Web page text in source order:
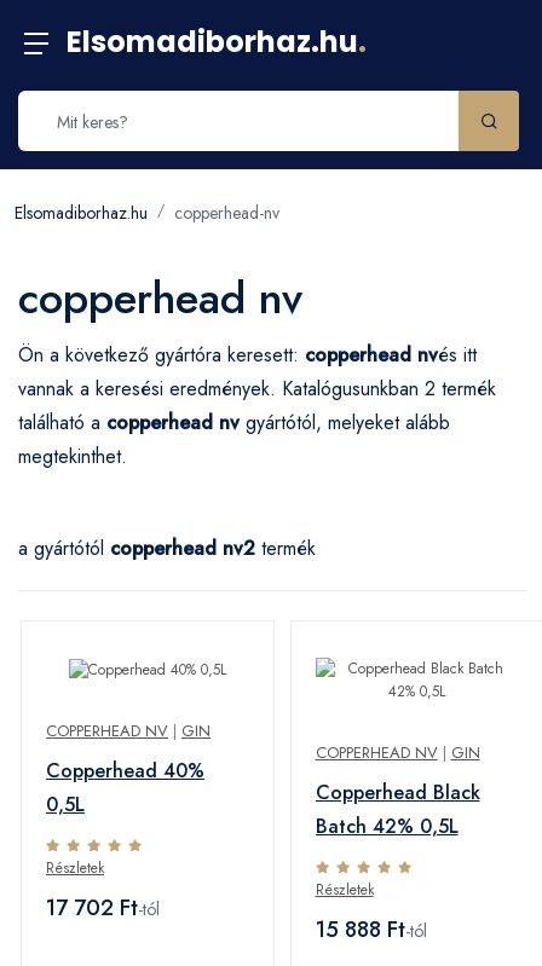
Elsomadiborhaz.hu.
Elsomadiborhaz.hu copperhead-nv
copperhead nv
Ön a következő gyártóra keresett: copperhead nvés itt
vannak a keresési eredmények. Katalógusunkban 2 termék
található a copperhead nvgyártótól, melyeket alább
megtekinthet.
a gyártótól copperhead nv2 termék
COPPERHEAD NV | GIN
Copperhead 40%
0,5L
Részletek
17 702 Ft-tól
COPPERHEAD NV| GIN
Copperhead Black
Batch 42% 0,5L
Részletek
15 888 Ft-tól